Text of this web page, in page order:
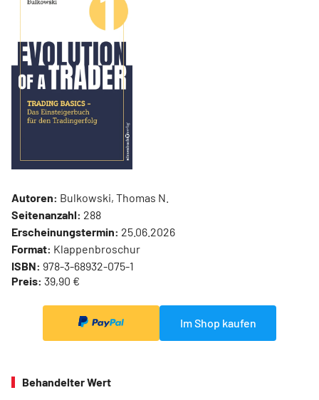
Autoren: Bulkowski, Thomas N.
Seitenanzahl: 288
Erscheinungstermin: 25.06.2026
Format: Klappenbroschur
ISBN: 978-3-68932-075-1
Preis: 39,90 €
Im Shop kaufen
Behandelter Wert